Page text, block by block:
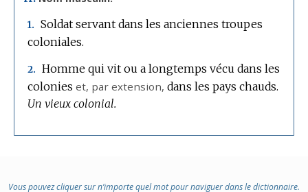
1. Soldat servant dans les anciennes troupes
coloniales.
2. Homme qui vit ou a longtemps vécu dans les
colonies et, par extension, dans les pays chauds.
Un vieux colonial.
Vous pouvez cliquer sur n’importe quel mot pour naviguer dans le dictionnaire.